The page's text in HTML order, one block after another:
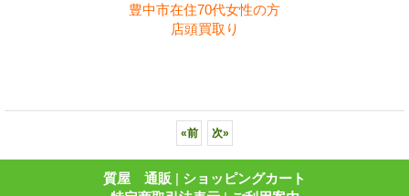
豊中市在住70代女性の方
店頭買取り
«前 次»
質屋 通販 | ショッピングカート